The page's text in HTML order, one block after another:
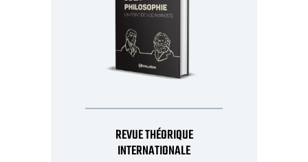
REVUE THÉORIQUE
INTERNATIONALE